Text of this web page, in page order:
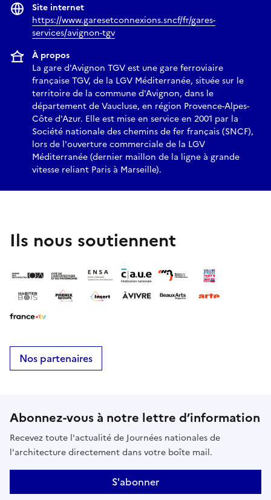
Site internet
https://www.garesetconnexions.sncf/fr/gares-
services/avignon-tgv
À propos
La gare d'Avignon TGV est une gare ferroviaire
française TGV, de la LGV Méditerranée, située sur le
territoire de la commune d'Avignon, dans le
département de Vaucluse, en région Provence-Alpes-
Côte d'Azur. Elle est mise en service en 2001 par la
Société nationale des chemins de fer français (SNCF),
lors de l'ouverture commerciale de la LGV
Méditerranée (dernier maillon de la ligne à grande
vitesse reliant Paris à Marseille).
Ils nous soutiennent
Nos partenaires
Abonnez-vous à notre lettre d’information
Recevez toute l'actualité de Journées nationales de
l'architecture directement dans votre boîte mail.
S'abonner